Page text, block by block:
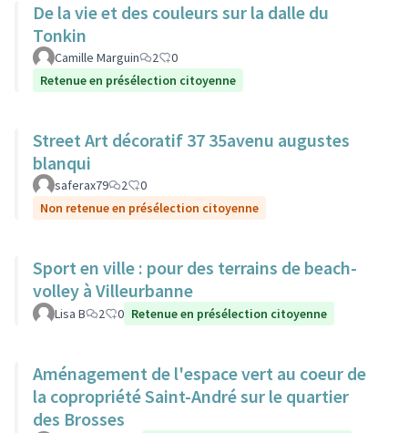
De la vie et des couleurs sur la dalle du
Tonkin
Camille Marguin 2
0
Retenue en présélection citoyenne
Street Art décoratif 37 35avenu augustes
blanqui
saferax79 2
0
Non retenue en présélection citoyenne
Sport en ville : pour des terrains de beach-
volley à Villeurbanne
Lisa B 2 0 Retenue en présélection citoyenne
Aménagement de l'espace vert au coeur de
la copropriété Saint-André sur le quartier
des Brosses